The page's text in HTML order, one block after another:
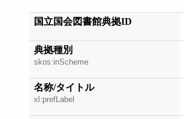
国立国会図書館典拠ID
典拠種別
skos:inScheme
名称/タイトル
xl:prefLabel